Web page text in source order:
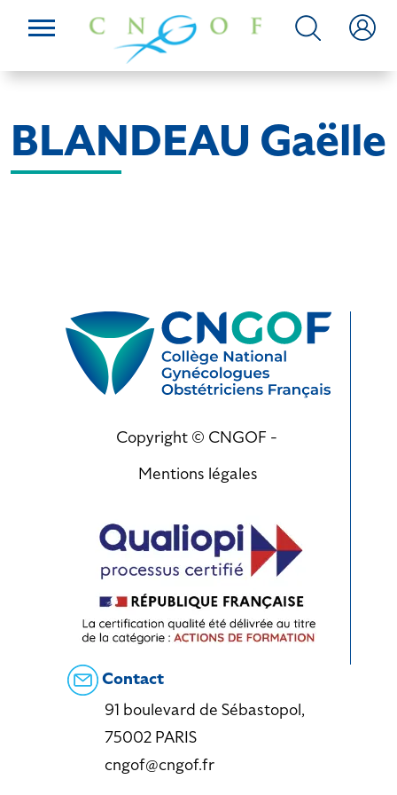
BLANDEAU Gaëlle
Copyright © CNGOF -
Mentions légales
Contact
91 boulevard de Sébastopol,
75002 PARIS
cngof@cngof.fr